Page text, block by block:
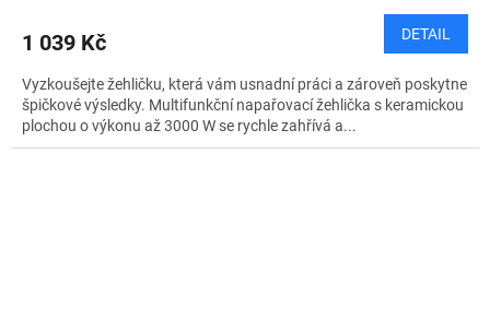
1 039 Kč DETAIL
Vyzkoušejte žehličku, která vám usnadní práci a zároveň poskytne
špičkové výsledky. Multifunkční napařovací žehlička s keramickou
plochou o výkonu až 3000 W se rychle zahřívá a...